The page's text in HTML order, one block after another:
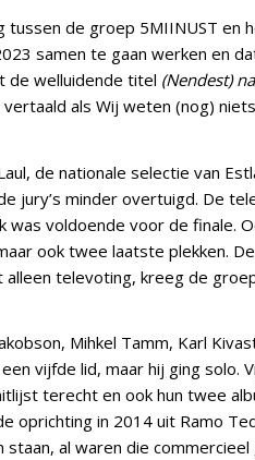
de groep 5MIINUST en
samen te gaan werken en
de welluidende titel (Nendest)
als Wij weten (nog)
de nationale selectie van
jury’s minder overtuigd. De
voldoende voor de finale.
ook twee laatste plekken.
televoting, kreeg de
Mihkel Tamm, Karl
vijfde lid, maar hij ging solo.
terecht en ook hun twee
oprichting in 2014 uit Ramo
al waren die